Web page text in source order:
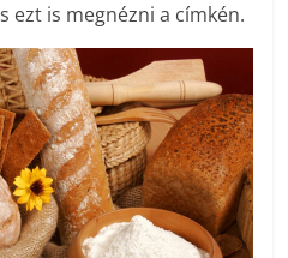
ezt is megnézni a címkén.